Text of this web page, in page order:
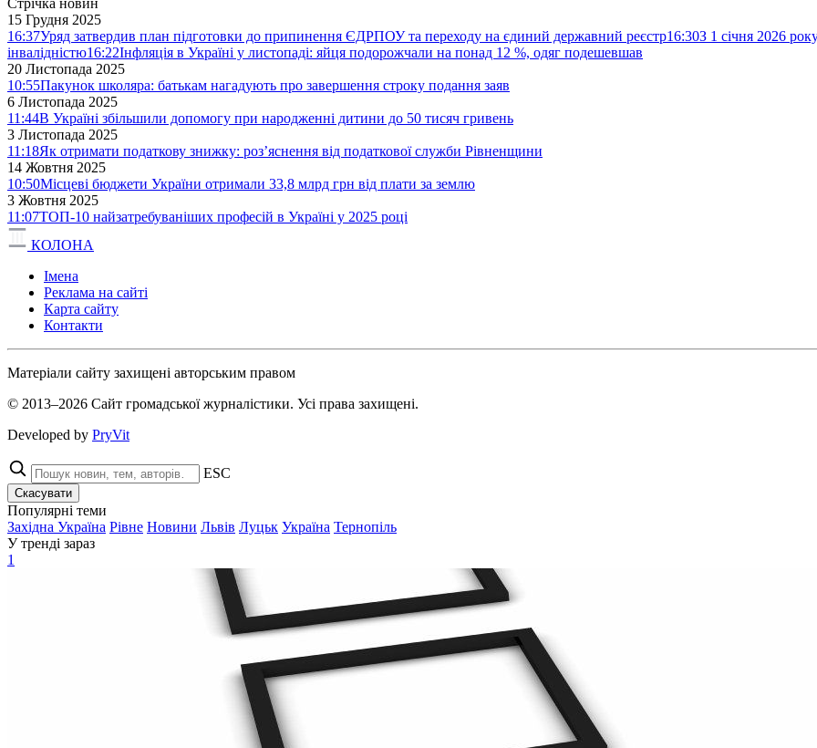
Стрічка новин
15 Грудня 2025
16:37Уряд затвердив план підготовки до припинення ЄДРПОУ та переходу на єдиний державний реєстр16:30З 1 січня 2026
інвалідністю16:22Інфляція в Україні у листопаді: яйця подорожчали на понад 12 %, одяг подешевшав
20 Листопада 2025
10:55Пакунок школяра: батькам нагадують про завершення строку подання заяв
6 Листопада 2025
11:44В Україні збільшили допомогу при народженні дитини до 50 тисяч гривень
3 Листопада 2025
11:18Як отримати податкову знижку: роз’яснення від податкової служби Рівненщини
14 Жовтня 2025
10:50Місцеві бюджети України отримали 33,8 млрд грн від плати за землю
3 Жовтня 2025
11:07ТОП-10 найзатребуваніших професій в Україні у 2025 році
КОЛОНА
Імена
Реклама на сайті
Карта сайту
Контакти
Матеріали сайту захищені авторським правом
© 2013–2026 Сайт громадської журналістики. Усі права захищені.
Developed by PryVit
ESC
Скасувати
Популярні теми
Західна Україна Рівне Новини Львів Луцьк Україна Тернопіль
У тренді зараз
1